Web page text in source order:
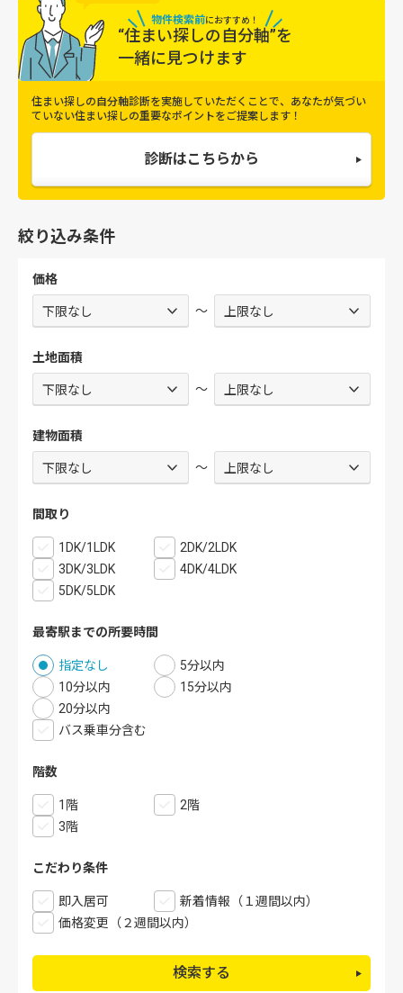
物件検索前におすすめ！
“住まい探しの自分軸”を
一緒に見つけます
住まい探しの自分軸診断を実施していただくことで、 あなたが気づい
ていない住まい探しの重要なポイントをご提案します！
診断はこちらから
絞り込み条件
価格
～
土地面積
～
建物面積
～
間取り
1DK/1LDK
2DK/2LDK
3DK/3LDK
4DK/4LDK
5DK/5LDK
最寄駅までの所要時間
指定なし
5分以内
10分以内
15分以内
20分以内
バス乗車分含む
階数
1階
2階
3階
こだわり条件
即入居可
新着情報（１週間以内）
価格変更（２週間以内）
検索する